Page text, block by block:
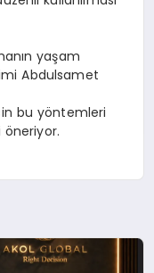
yaşam
Abdulsamet
bu yöntemleri